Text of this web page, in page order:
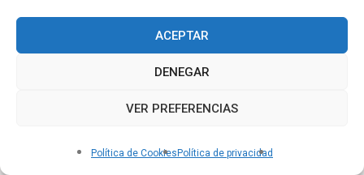
ACEPTAR
DENEGAR
VER PREFERENCIAS
Política de Cookies Política de privacidad
a largo plazo
improvisada.